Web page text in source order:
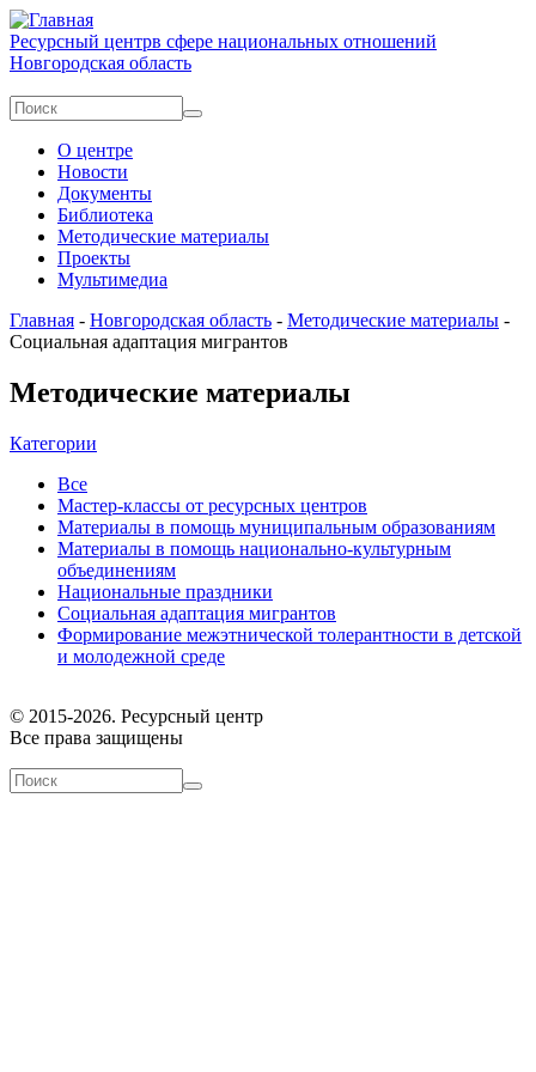
Перейти к основному содержанию
Ресурсный центрв сфере национальных отношений
Новгородская область
О центре
Новости
Документы
Библиотека
Методические материалы
Проекты
Мультимедиа
Главная - Новгородская область - Методические материалы -
Социальная адаптация мигрантов
Методические материалы
Категории
Все
Мастер-классы от ресурсных центров
Материалы в помощь муниципальным образованиям
Материалы в помощь национально-культурным
объединениям
Национальные праздники
Социальная адаптация мигрантов
Формирование межэтнической толерантности в детской
и молодежной среде
© 2015-2026. Ресурсный центр
Все права защищены